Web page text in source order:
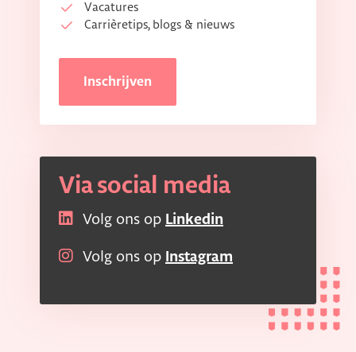
Vacatures
Carrièretips, blogs & nieuws
Inschrijven
Via social media
Volg ons op Linkedin
Volg ons op Instagram